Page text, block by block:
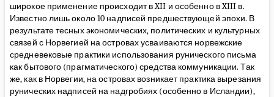
широкое применение происходит в XII и особенно в XIII в.
Известно лишь около 10 надписей предшествующей эпохи. В
результате тесных экономических, политических и культурных
связей с Норвегией на островах усваиваются норвежские
средневековые практики использования рунического письма
как бытового (прагматического) средства коммуникации. Так
же, как в Норвегии, на островах возникает практика вырезания
рунических надписей на надгробиях (особенно в Исландии),